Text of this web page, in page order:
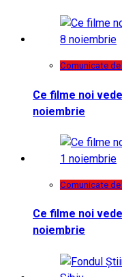
Comunicate
Ce filme noi
noiembrie
Comunicate
Ce filme noi
noiembrie